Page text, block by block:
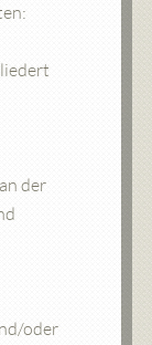
der
oder